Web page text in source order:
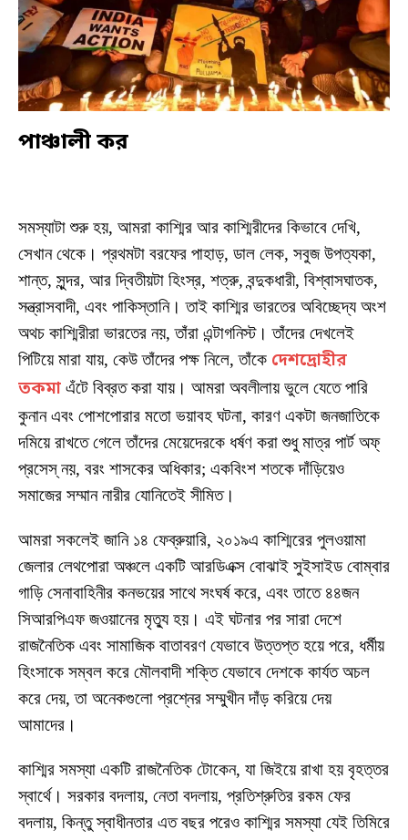
পাঞ্চালী কর
সমস্যাটা শুরু হয়, আমরা কাশ্মির আর কাশ্মিরীদের কিভাবে দেখি,
সেখান থেকে। প্রথমটা বরফের পাহাড়, ডাল লেক, সবুজ উপত্যকা,
শান্ত, সুন্দর, আর দ্বিতীয়টা হিংস্র, শত্রু, বন্দুকধারী, বিশ্বাসঘাতক,
সন্ত্রাসবাদী, এবং পাকিস্তানি। তাই কাশ্মির ভারতের অবিচ্ছেদ্য অংশ
অথচ কাশ্মিরীরা ভারতের নয়, তাঁরা এন্টাগনিস্ট। তাঁদের দেখলেই
পিটিয়ে মারা যায়, কেউ তাঁদের পক্ষ নিলে, তাঁকে দেশদ্রোহীর
তকমা এঁটে বিব্রত করা যায়। আমরা অবলীলায় ভুলে যেতে পারি
কুনান এবং পোশপোরার মতো ভয়াবহ ঘটনা, কারণ একটা জনজাতিকে
দমিয়ে রাখতে গেলে তাঁদের মেয়েদেরকে ধর্ষণ করা শুধু মাত্র পার্ট অফ্
প্রসেস্ নয়, বরং শাসকের অধিকার; একবিংশ শতকে দাঁড়িয়েও
সমাজের সম্মান নারীর যোনিতেই সীমিত।
আমরা সকলেই জানি ১৪ ফেব্রুয়ারি, ২০১৯এ কাশ্মিরের পুলওয়ামা
জেলার লেথপোরা অঞ্চলে একটি আরডিএক্স বোঝাই সুইসাইড বোম্বার
গাড়ি সেনাবাহিনীর কনভয়ের সাথে সংঘর্ষ করে, এবং তাতে ৪৪জন
সিআরপিএফ জওয়ানের মৃত্যু হয়। এই ঘটনার পর সারা দেশে
রাজনৈতিক এবং সামাজিক বাতাবরণ যেভাবে উত্তপ্ত হয়ে পরে, ধর্মীয়
হিংসাকে সম্বল করে মৌলবাদী শক্তি যেভাবে দেশকে কার্যত অচল
করে দেয়, তা অনেকগুলো প্রশ্নের সম্মুখীন দাঁড় করিয়ে দেয়
আমাদের।
কাশ্মির সমস্যা একটি রাজনৈতিক টোকেন, যা জিইয়ে রাখা হয় বৃহত্তর
স্বার্থে। সরকার বদলায়, নেতা বদলায়, প্রতিশ্রুতির রকম ফের
বদলায়, কিন্তু স্বাধীনতার এত বছর পরেও কাশ্মির সমস্যা যেই তিমিরে